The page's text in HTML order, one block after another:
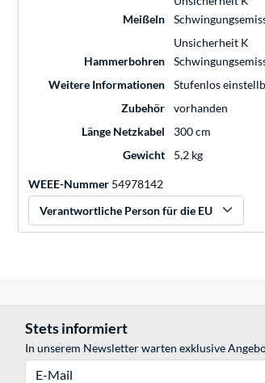
Meißeln
Unsicherheit K
Hammerbohren
Weitere Informationen
Stufenlos
Zubehör
vorhanden
Länge Netzkabel
300 cm
Gewicht
5,2 kg
WEEE-Nummer 54978142
Verantwortliche Person für die EU
Stets informiert
In unserem Newsletter warten exklusive